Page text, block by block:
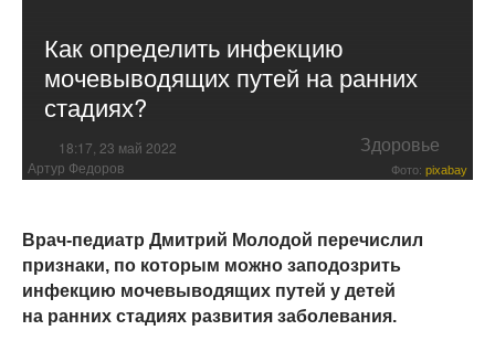
Как определить инфекцию
мочевыводящих путей на ранних
стадиях?
18:17, 23 май 2022 Здоровье
Артур Федоров Фото: pixabay
Врач-педиатр Дмитрий Молодой перечислил
признаки, по которым можно заподозрить
инфекцию мочевыводящих путей у детей
на ранних стадиях развития заболевания.